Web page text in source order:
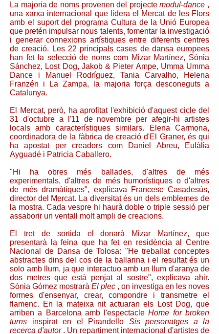
La majoria de noms provenen del projectemodul-dance ,
una xarxa internacional que lidera el Mercat de les Flors
amb el suport del programa Cultura de la Unió Europea
que pretén impulsar nous talents, fomentar la investigació
i generar connexions artístiques entre diferents centres
de creació. Les 22 principals cases de dansa europees
han fet la selecció de noms com Mizar Martínez, Sònia
Sánchez, Lost Dog, Jakob & Pieter Ampe, Umma Umma
Dance i Manuel Rodríguez, Tania Carvalho, Helena
Franzén i La Zampa, la majoria força desconeguts a
Catalunya.
El Mercat, però, ha aprofitat l'exhibició d'aquest cicle del
31 d'octubre a l'11 de novembre per afegir-hi artistes
locals amb característiques similars. Elena Carmona,
coordinadora de la fàbrica de creació d'El Graner, és qui
ha apostat per creadors com Daniel Abreu, Eulàlia
Ayguadé i Patricia Caballero.
"Hi ha obres més ballades, d'altres de més
experimentals, d'altres de més humorístiques o d'altres
de més dramàtiques", explicava Francesc Casadesús,
director del Mercat. La diversitat és un dels emblemes de
la mostra. Cada vespre hi haurà doble o triple sessió per
assaborir un ventall molt ampli de creacions.
El tret de sortida el donarà Mizar Martínez, que
presentarà la feina que ha fet en residència al Centre
Nacional de Dansa de Tolosa: "He treballat conceptes
abstractes dins del cos de la ballarina i el resultat és un
solo amb llum, ja que interactuo amb un llum d'aranya de
dos metres que està penjat al sostre", explicava ahir.
Sònia Gómez mostrarà El plec , on investiga en les noves
formes d'ensenyar, crear, compondre i transmetre el
flamenc. En la mateixa nit actuaran els Lost Dog, que
arriben a Barcelona amb l'espectacleHome for broken
turns inspirat en el Pirandello Sis personatges a la
recerca d'autor. Un repartiment internacional d'artistes de